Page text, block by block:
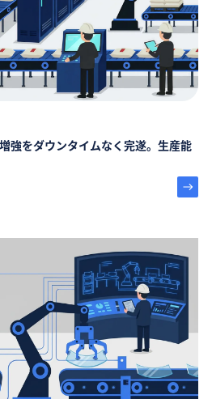
強をダウンタイムなく完遂。生産能